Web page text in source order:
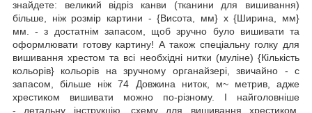
знайдете: великий відріз канви (тканини для вишивання)
більше, ніж розмір картини - {Висота, мм} х {Ширина, мм}
мм. - з достатнім запасом, щоб зручно було вишивати та
оформлювати готову картину! А також спеціальну голку для
вишивання хрестом та всі необхідні нитки (муліне) {Кількість
кольорів} кольорів на зручному органайзері, звичайно - с
запасом, більше ніж 74 Довжина ниток, м~ метрив, адже
хрестиком вишивати можно по-різному. І найголовніше
- детальну інструкцію, схему для вишивання хрестиком,